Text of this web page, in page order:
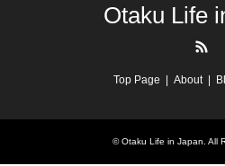
Otaku Life
Top Page About
©Otaku Life in Japan . All